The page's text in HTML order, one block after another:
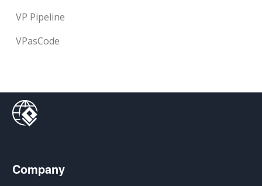
VP Pipeline
VPasCode
Company